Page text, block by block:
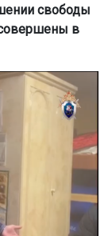
свободы
в